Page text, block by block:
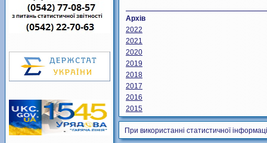
Архів
2022
2021
2020
2019
2018
2017
2016
2015
При використанні статистичної